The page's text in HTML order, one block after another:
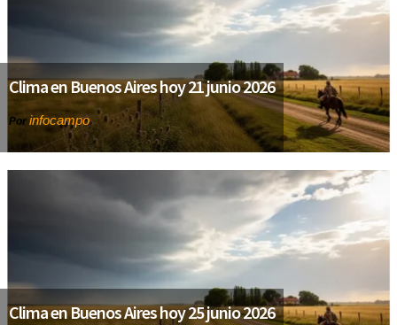
Clima en Buenos Aires hoy 21 junio 2026
Por infocampo
Clima en Buenos Aires hoy 25 junio 2026